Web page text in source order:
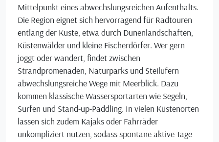
Mittelpunkt eines abwechslungsreichen Aufenthalts.
Die Region eignet sich hervorragend für Radtouren
entlang der Küste, etwa durch Dünenlandschaften,
Küstenwälder und kleine Fischerdörfer. Wer gern
joggt oder wandert, findet zwischen
Strandpromenaden, Naturparks und Steilufern
abwechslungsreiche Wege mit Meerblick. Dazu
kommen klassische Wassersportarten wie Segeln,
Surfen und Stand-up-Paddling. In vielen Küstenorten
lassen sich zudem Kajaks oder Fahrräder
unkompliziert nutzen, sodass spontane aktive Tage